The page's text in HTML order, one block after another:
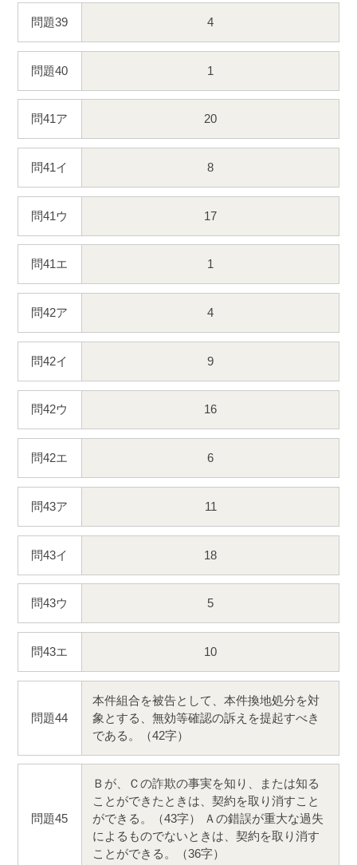
問題39 4
問題40 1
問41ア 20
問41イ 8
問41ウ 17
問41エ 1
問42ア 4
問42イ 9
問42ウ 16
問42エ 6
問43ア 11
問43イ 18
問43ウ 5
問43エ 10
問題44
本件組合を被告として、本件換地処分を対
象とする、無効等確認の訴えを提起すべき
である。（42字）
問題45
Ｂが、Ｃの詐欺の事実を知り、または知る
ことができたときは、契約を取り消すこと
ができる。（43字） Ａの錯誤が重大な過失
によるものでないときは、契約を取り消す
ことができる。（36字）